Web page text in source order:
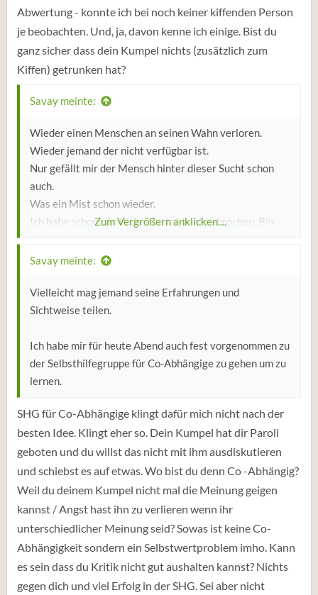
Abwertung - konnte ich bei noch keiner kiffenden Person
je beobachten. Und, ja, davon kenne ich einige. Bist du
ganz sicher dass dein Kumpel nichts (zusätzlich zum
Kiffen) getrunken hat?
Savay meinte:
Wieder einen Menschen an seinen Wahn verloren.
Wieder jemand der nicht verfügbar ist.
Nur gefällt mir der Mensch hinter dieser Sucht schon
auch.
Was ein Mist schon wieder.
Ich habe schon sämtliche Kontakte abgebrochen. Bin
seit Jahren alleine.
Zum Vergrößern anklicken....
Savay meinte:
Vielleicht mag jemand seine Erfahrungen und
Sichtweise teilen.
Ich habe mir für heute Abend auch fest vorgenommen zu
der Selbsthilfegruppe für Co-Abhängige zu gehen um zu
lernen.
SHG für Co-Abhängige klingt dafür mich nicht nach der
besten Idee. Klingt eher so. Dein Kumpel hat dir Paroli
geboten und du willst das nicht mit ihm ausdiskutieren
und schiebst es auf etwas. Wo bist du denn Co -Abhängig?
Weil du deinem Kumpel nicht mal die Meinung geigen
kannst / Angst hast ihn zu verlieren wenn ihr
unterschiedlicher Meinung seid? Sowas ist keine Co-
Abhängigkeit sondern ein Selbstwertproblem imho. Kann
es sein dass du Kritik nicht gut aushalten kannst? Nichts
gegen dich und viel Erfolg in der SHG. Sei aber nicht